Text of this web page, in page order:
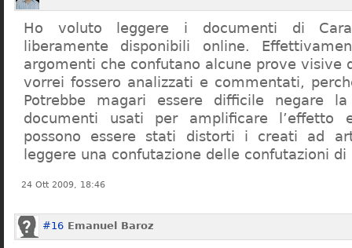
Ho voluto leggere i documenti di
liberamente disponibili online.
argomenti che confutano alcune prove visive
vorrei fossero analizzati e commentati,
Potrebbe magari essere difficile negare
documenti usati per amplificare l’effetto
possono essere stati distorti i creati ad
leggere una confutazione delle confutazioni di
24 Ott 2009, 18:46
#16 Emanuel Baroz